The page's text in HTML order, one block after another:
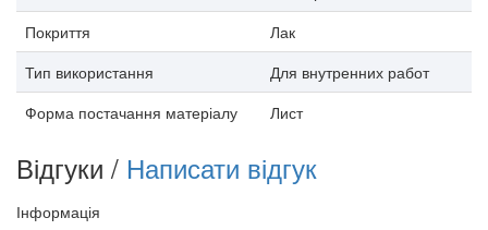
Покриття
Лак
Тип використання
Для внутренних работ
Форма постачання матеріалу
Лист
Відгуки / Написати відгук
Інформація